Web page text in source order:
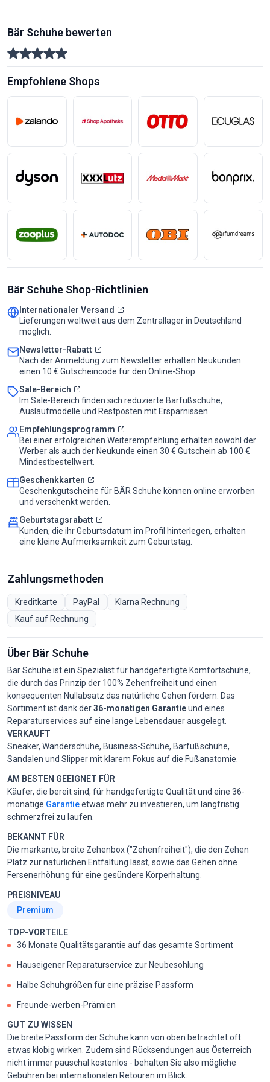
Bär Schuhe bewerten
Empfohlene Shops
Bär Schuhe Shop-Richtlinien
Internationaler Versand
Lieferungen weltweit aus dem Zentrallager in Deutschland
möglich.
Newsletter-Rabatt
Nach der Anmeldung zum Newsletter erhalten Neukunden
einen 10 € Gutscheincode für den Online-Shop.
Sale-Bereich
Im Sale-Bereich finden sich reduzierte Barfußschuhe,
Auslaufmodelle und Restposten mit Ersparnissen.
Empfehlungsprogramm
Bei einer erfolgreichen Weiterempfehlung erhalten sowohl der
Werber als auch der Neukunde einen 30 € Gutschein ab 100 €
Mindestbestellwert.
Geschenkkarten
Geschenkgutscheine für BÄR Schuhe können online erworben
und verschenkt werden.
Geburtstagsrabatt
Kunden, die ihr Geburtsdatum im Profil hinterlegen, erhalten
eine kleine Aufmerksamkeit zum Geburtstag.
Zahlungsmethoden
Kreditkarte PayPal
Klarna Rechnung
Kauf auf Rechnung
Über Bär Schuhe
Bär Schuhe ist ein Spezialist für handgefertigte Komfortschuhe,
die durch das Prinzip der 100% Zehenfreiheit und einen
konsequenten Nullabsatz das natürliche Gehen fördern. Das
Sortiment ist dank der36-monatigen Garantieund eines
Reparaturservices auf eine lange Lebensdauer ausgelegt.
VERKAUFT
Sneaker, Wanderschuhe, Business-Schuhe, Barfußschuhe,
Sandalen und Slipper mit klarem Fokus auf die Fußanatomie.
AM BESTEN GEEIGNET FÜR
Käufer, die bereit sind, für handgefertigte Qualität und eine 36-
monatige Garantieetwas mehr zu investieren, um langfristig
schmerzfrei zu laufen.
BEKANNT FÜR
Die markante, breite Zehenbox ("Zehenfreiheit"), die den Zehen
Platz zur natürlichen Entfaltung lässt, sowie das Gehen ohne
Fersenerhöhung für eine gesündere Körperhaltung.
PREISNIVEAU
Premium
TOP-VORTEILE
36 Monate Qualitätsgarantie auf das gesamte Sortiment
Hauseigener Reparaturservice zur Neubesohlung
Halbe Schuhgrößen für eine präzise Passform
Freunde-werben-Prämien
GUT ZU WISSEN
Die breite Passform der Schuhe kann von oben betrachtet oft
etwas klobig wirken. Zudem sind Rücksendungen aus Österreich
nicht immer pauschal kostenlos - behalten Sie also mögliche
Gebühren bei internationalen Retouren im Blick.